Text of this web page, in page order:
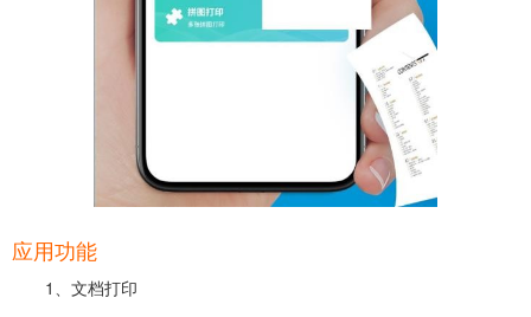
应用功能
1、文档打印